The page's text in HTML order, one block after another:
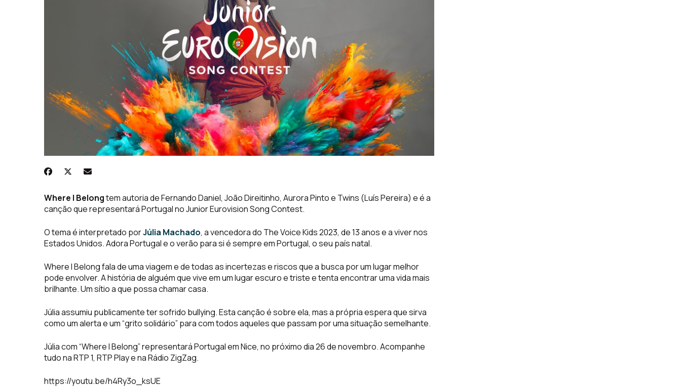
Where I Belongtem autoria de Fernando Daniel, João Direitinho, Aurora Pinto e Twins (Luís Pereira) e é a
canção que representará Portugal no Junior Eurovision Song Contest.
O tema é interpretado porJúlia Machado, a vencedora do The Voice Kids 2023, de 13 anos e a viver nos
Estados Unidos. Adora Portugal e o verão para si é sempre em Portugal, o seu país natal.
Where I Belong fala de uma viagem e de todas as incertezas e riscos que a busca por um lugar melhor
pode envolver. A história de alguém que vive em um lugar escuro e triste e tenta encontrar uma vida mais
brilhante. Um sítio a que possa chamar casa.
Júlia assumiu publicamente ter sofrido bullying. Esta canção é sobre ela, mas a própria espera que sirva
como um alerta e um “grito solidário” para com todos aqueles que passam por uma situação semelhante.
Júlia com “Where I Belong” representará Portugal em Nice, no próximo dia 26 de novembro. Acompanhe
tudo na RTP 1, RTP Play e na Rádio ZigZag.
https://youtu.be/h4Ry3o_ksUE